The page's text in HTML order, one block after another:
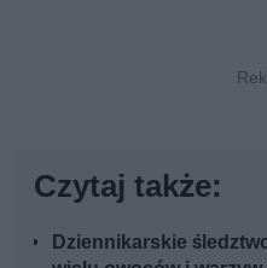
Czytaj także:
Dziennikarskie